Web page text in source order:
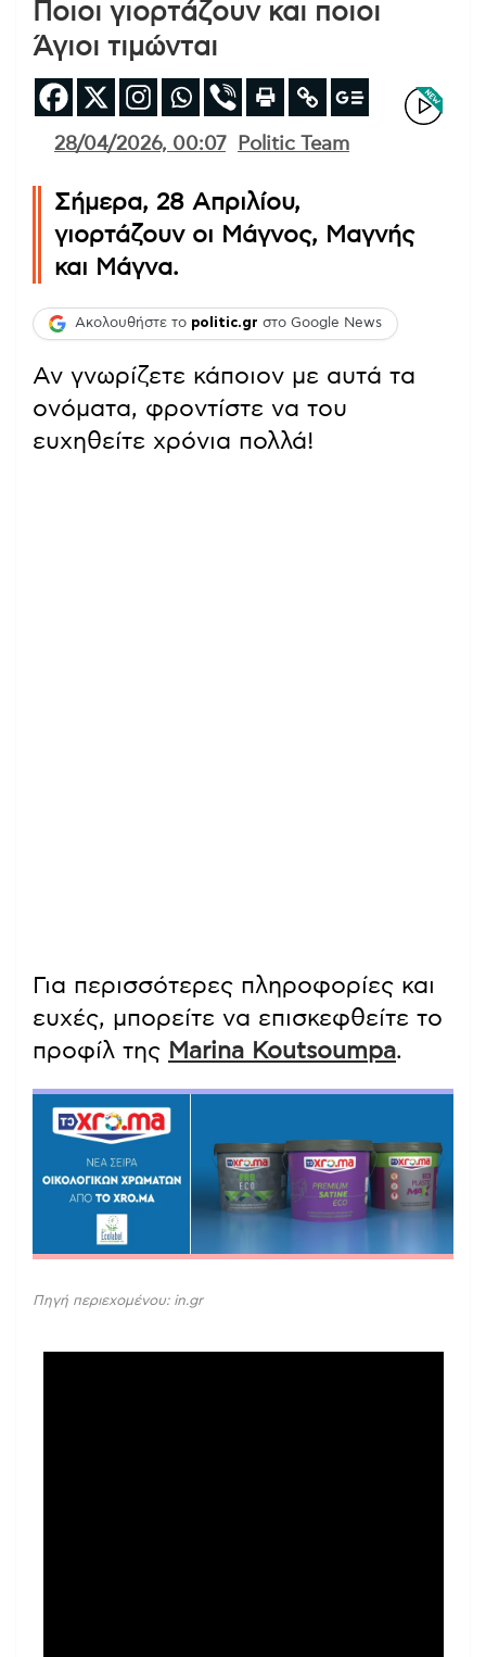
Ποιοι γιορτάζουν και ποιοι
Άγιοι τιμώνται
28/04/2026, 00:07 Politic Team
Σήμερα, 28 Απριλίου,
γιορτάζουν οι Μάγνος, Μαγνής
και Μάγνα.
Ακολουθήστε το politic.gr στο Google News
Αν γνωρίζετε κάποιον με αυτά τα
ονόματα, φροντίστε να του
ευχηθείτε χρόνια πολλά!
Για περισσότερες πληροφορίες και
ευχές, μπορείτε να επισκεφθείτε το
προφίλ της Marina Koutsoumpa.
Πηγή περιεχομένου: in.gr